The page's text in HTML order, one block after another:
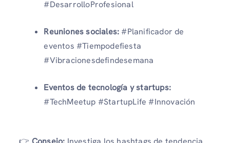
#DesarrolloProfesional
Reuniones sociales: #Planificador de
eventos #Tiempodefiesta
#Vibracionesdefindesemana
Eventos de tecnología y startups:
#TechMeetup #StartupLife #Innovación